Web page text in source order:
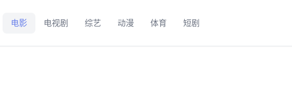
电影 电视剧 综艺 动漫 体育 短剧